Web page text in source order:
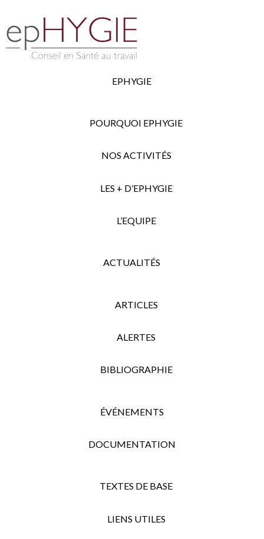
EPHYGIE
POURQUOI EPHYGIE
NOS ACTIVITÉS
LES + D’EPHYGIE
L’EQUIPE
ACTUALITÉS
ARTICLES
ALERTES
BIBLIOGRAPHIE
ÉVÉNEMENTS
DOCUMENTATION
TEXTES DE BASE
LIENS UTILES